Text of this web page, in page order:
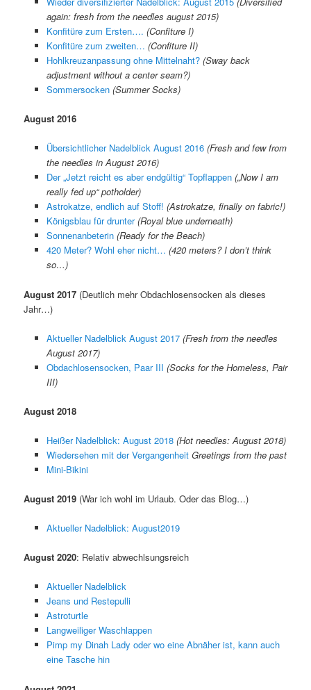
again: fresh from the needles august 2015)
Konfitüre zum Ersten…. (Confiture I)
Konfitüre zum zweiten… (Confiture II)
Hohlkreuzanpassung ohne Mittelnaht? (Sway back
adjustment without a center seam?)
Sommersocken (Summer Socks)
August 2016
Übersichtlicher Nadelblick August 2016 (Fresh and few from
the needles in August 2016)
Der „Jetzt reicht es aber endgültig“ Topflappen („Now I am
really fed up“ potholder)
Astrokatze, endlich auf Stoff! (Astrokatze, finally on fabric!)
Königsblau für drunter (Royal blue underneath)
Sonnenanbeterin (Ready for the Beach)
420 Meter? Wohl eher nicht… (420 meters? I don’t think
so…)
August 2017 (Deutlich mehr Obdachlosensocken als dieses
Jahr…)
Aktueller Nadelblick August 2017 (Fresh from the needles
August 2017)
Obdachlosensocken, Paar III (Socks for the Homeless, Pair
III)
August 2018
Heißer Nadelblick: August 2018 (Hot needles: August 2018)
Wiedersehen mit der Vergangenheit Greetings from the past
Mini-Bikini
August 2019 (War ich wohl im Urlaub. Oder das Blog…)
Aktueller Nadelblick: August2019
August 2020: Relativ abwechlsungsreich
Aktueller Nadelblick
Jeans und Restepulli
Astroturtle
Langweiliger Waschlappen
Pimp my Dinah Lady oder wo eine Abnäher ist, kann auch
eine Tasche hin